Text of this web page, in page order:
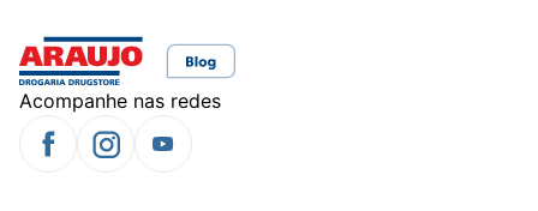
Acompanhe nas redes